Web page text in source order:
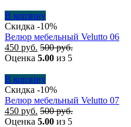
В корзину
Скидка -10%
Велюр мебельный Velutto 06
450 руб. 500руб.
Оценка 5.00 из 5
В корзину
Скидка -10%
Велюр мебельный Velutto 07
450 руб. 500руб.
Оценка 5.00 из 5